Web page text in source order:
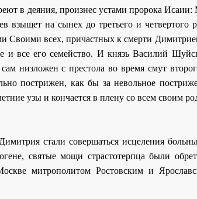
в деяния, произнес устами пророка
взыщет на сынех до третьего и четвертого
Своими всех, причастных к смерти
и все его семейство. И князь Василий
низложен с престола во время смут
пострижен, как бы за невольное
узы и кончается в плену со всем своим
стали совершаться исцеления
святые мощи страстотерпца были
митрополитом Ростовским и